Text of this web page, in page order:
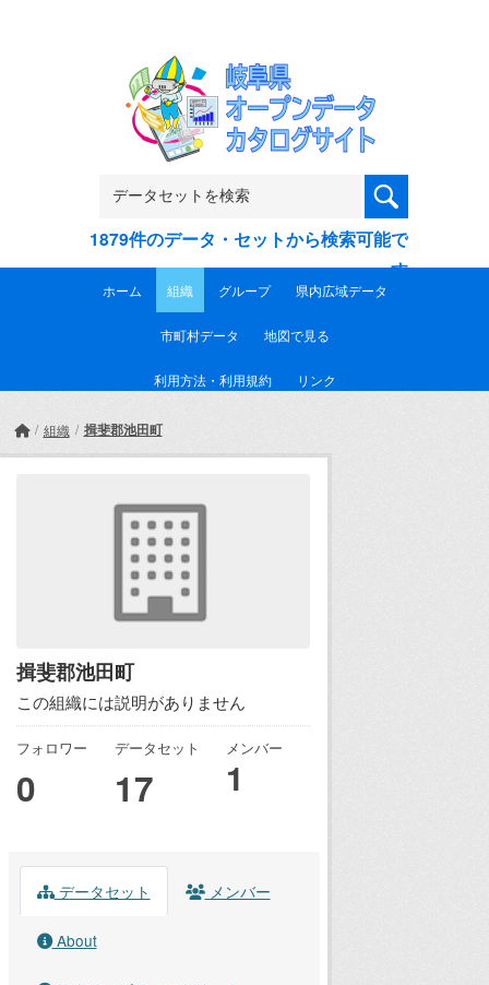
1879件のデータ・セットから検索可能で
す
ホーム 組織 グループ 県内広域データ
市町村データ 地図で見る
利用方法・利用規約 リンク
組織 揖斐郡池田町
揖斐郡池田町
この組織には説明がありません
フォロワー
0
データセット
17
メンバー
1
データセット メンバー
About